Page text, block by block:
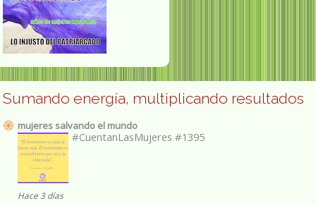
Sumando energía, multiplicando resultados
mujeres salvando el mundo
#CuentanLasMujeres #1395
Hace 3 días